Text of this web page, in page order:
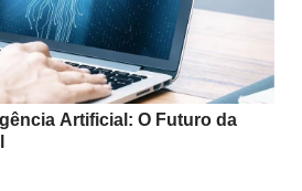
Artificial: O Futuro da